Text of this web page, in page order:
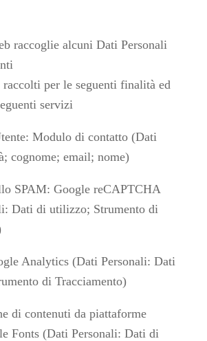
raccoglie alcuni Dati Personali
per le seguenti finalità ed
servizi
Modulo di contatto (Dati
cognome; email; nome)
SPAM: Google reCAPTCHA
Dati di utilizzo; Strumento di
Analytics (Dati Personali: Dati
di Tracciamento)
di contenuti da piattaforme
Fonts (Dati Personali: Dati di